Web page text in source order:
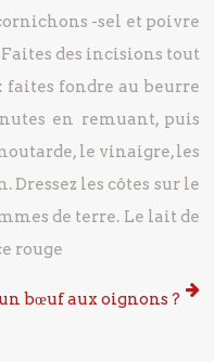
-sel et poivre
Faites des incisions tout
faites fondre au beurre
en remuant, puis
le vinaigre, les
Dressez les côtes sur le
de terre. Le lait de
rouge
bœuf aux oignons ?